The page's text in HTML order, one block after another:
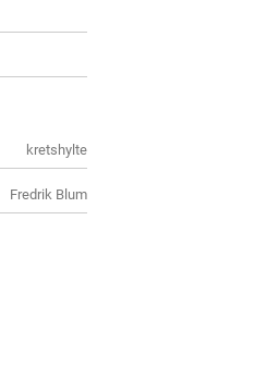
kretshylte
Fredrik Blum